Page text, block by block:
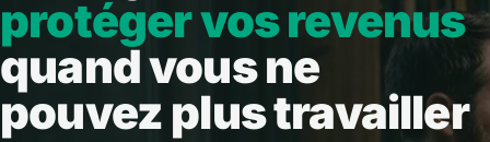
protéger vos revenus
quand vous ne
pouvez plus travailler